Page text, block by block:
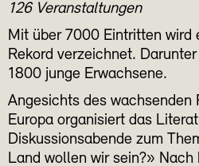
126 Veranstaltungen
Mit über 7000 Eintritten wird
Rekord verzeichnet.
1800 junge Erwachsene.
Angesichts des wachsenden
Europa organisiert das
Diskussionsabende zum
Land wollen wir sein?» Nach